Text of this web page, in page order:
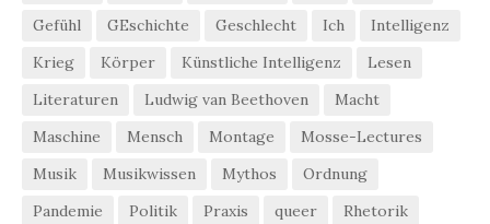
Gefühl
GEschichte Geschlecht Ich
Intelligenz
Krieg
Körper Künstliche Intelligenz
Lesen
Literaturen
Ludwig van Beethoven
Macht
Maschine
Mensch Montage
Mosse-Lectures
Musik
Musikwissen Mythos
Ordnung
Pandemie
Politik Praxis queer
Rhetorik